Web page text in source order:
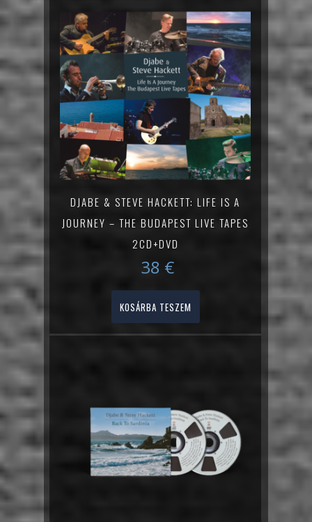
DJABE & STEVE HACKETT: LIFE IS A
JOURNEY – THE BUDAPEST LIVE TAPES
2CD+DVD
38 €
KOSÁRBA TESZEM